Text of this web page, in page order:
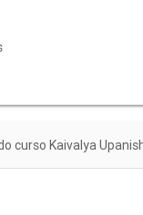
curso Kaivalya